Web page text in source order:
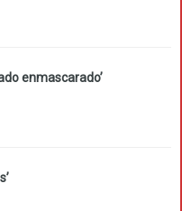
enmascarado’